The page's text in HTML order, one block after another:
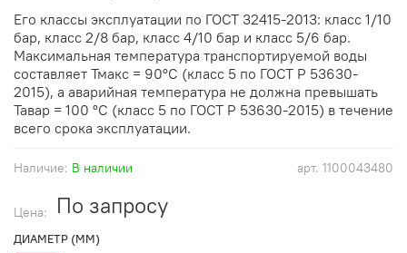
арт. 1100043480
Наличие: В наличии
Цена: По запросу
ДИАМЕТР (ММ)
Его классы эксплуатации по ГОСТ 32415-2013: класс 1/10
бар, класс 2/8 бар, класс 4/10 бар и класс 5/6 бар.
Максимальная температура транспортируемой воды
составляет Тмакс = 90°С (класс 5 по ГОСТ Р 53630-
2015), а аварийная температура не должна превышать
Тавар = 100 °С (класс 5 по ГОСТ Р 53630-2015) в течение
всего срока эксплуатации.